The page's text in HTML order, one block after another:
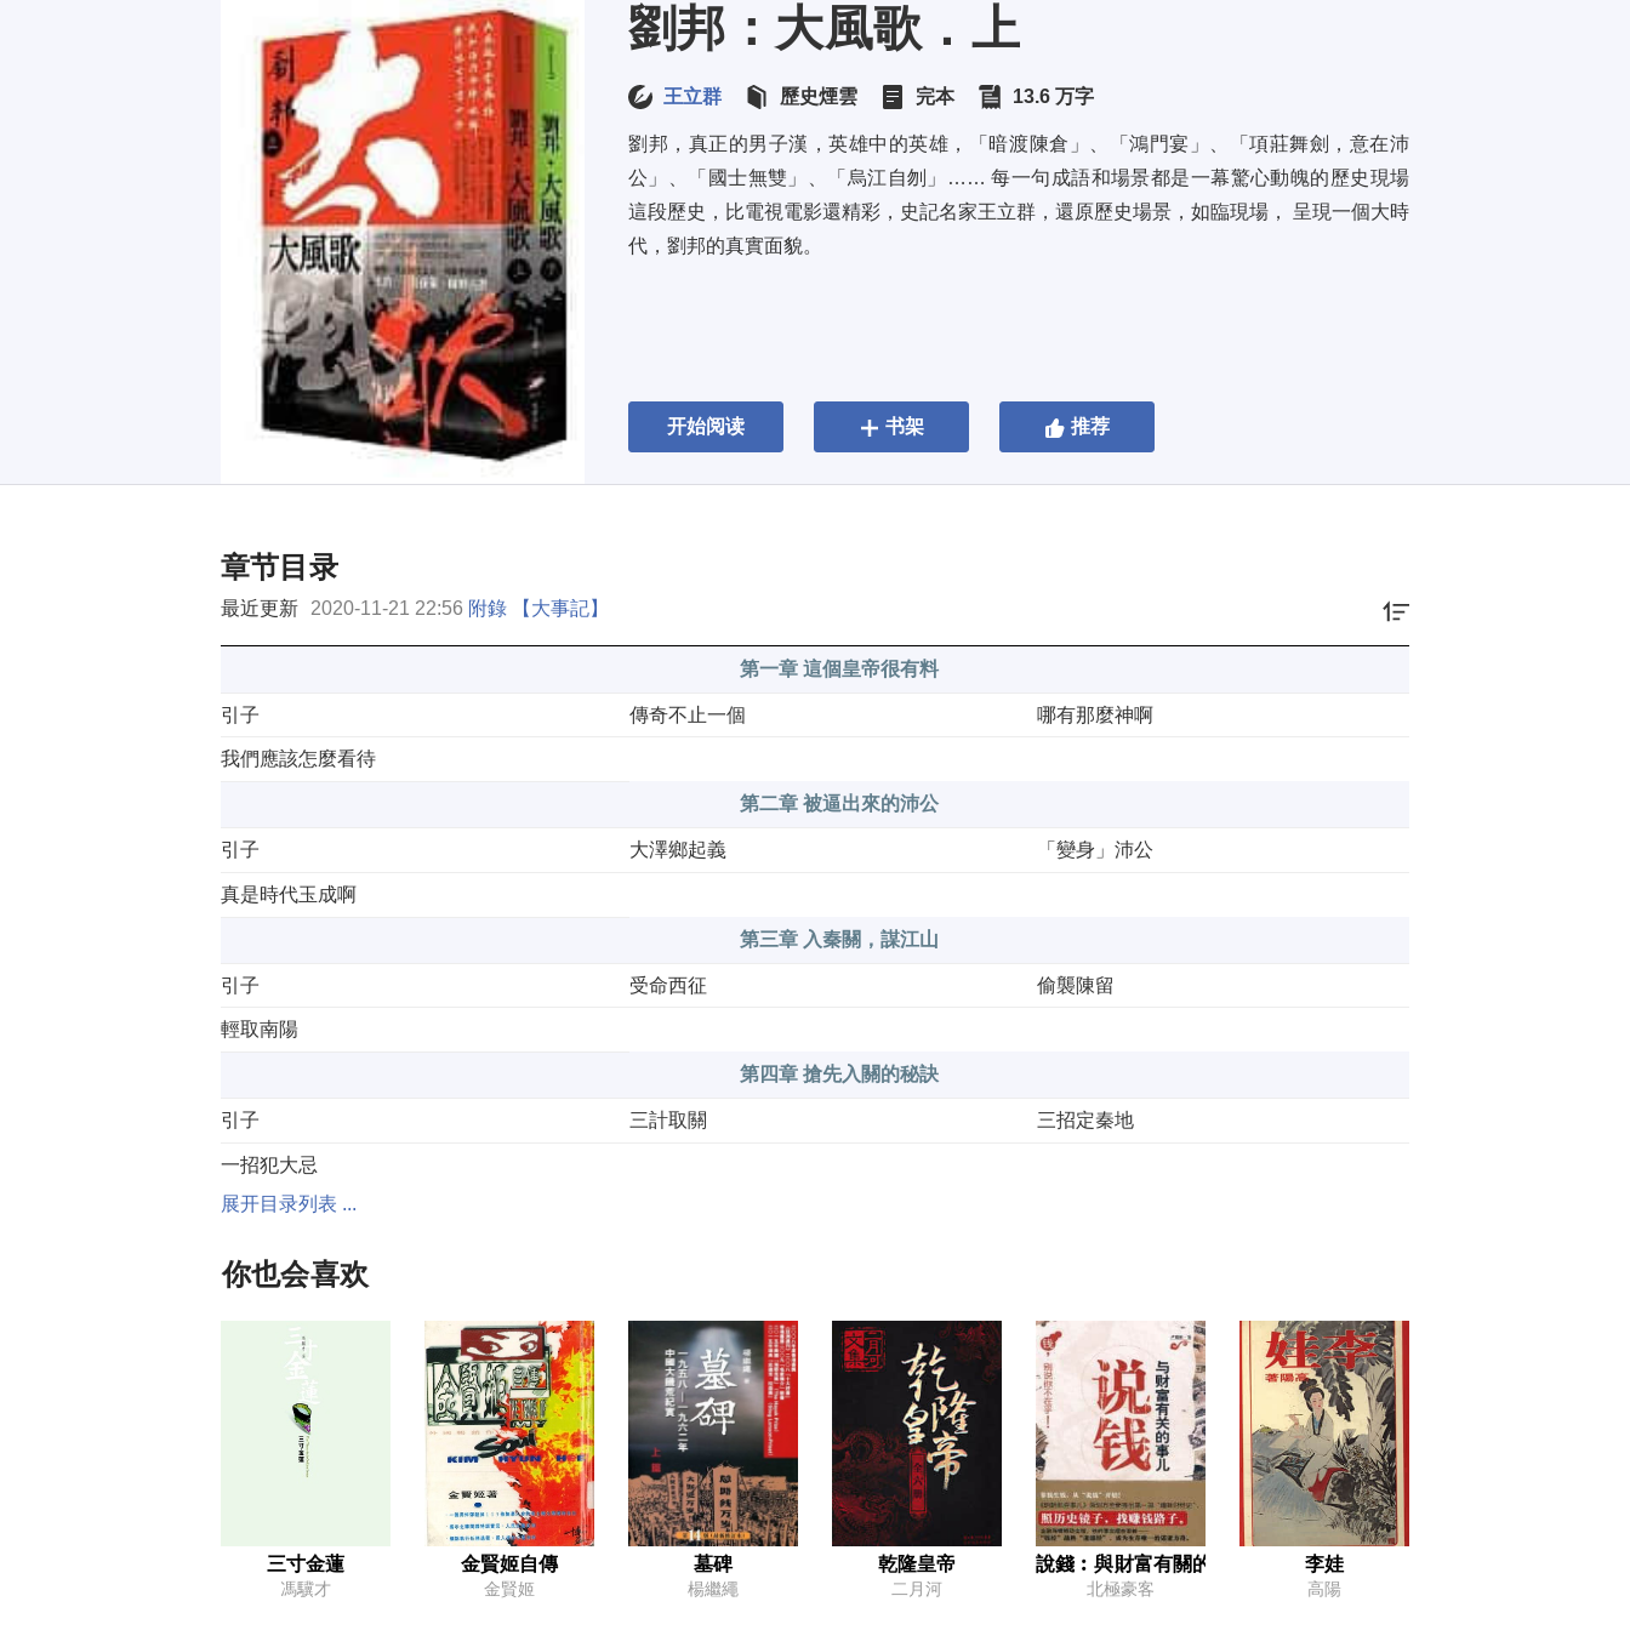
劉邦：大風歌．上
王立群 歷史煙雲 完本 13.6 万字
劉邦，真正的男子漢，英雄中的英雄，「暗渡陳倉」、「鴻門宴」、「項莊舞劍，意在沛
公」、「國士無雙」、「烏江自刎」…… 每一句成語和場景都是一幕驚心動魄的歷史現場
這段歷史，比電視電影還精彩，史記名家王立群，還原歷史場景，如臨現場， 呈現一個大時
代，劉邦的真實面貌。
开始阅读 书架 推荐
章节目录
最近更新 2020-11-21 22:56 附錄 【大事記】
第一章 這個皇帝很有料
引子 傳奇不止一個 哪有那麼神啊
我們應該怎麼看待
第二章 被逼出來的沛公
引子 大澤鄉起義 「變身」沛公
真是時代玉成啊
第三章 入秦關，謀江山
引子 受命西征 偷襲陳留
輕取南陽
第四章 搶先入關的秘訣
引子 三計取關 三招定秦地
一招犯大忌
引子
第六章 命懸一線的一頓飯
項莊舞劍 樊噲闖帳
第七章 彎下腰做漢王
屈封巴蜀 暫別張良
漢中對策
展开目录列表 ...
你也会喜欢
三寸金蓮
馮驥才
金賢姬自傳
金賢姬
墓碑
楊繼繩
乾隆皇帝
二月河
說錢︰與財富有關的事兒
北極豪客
李娃
高陽